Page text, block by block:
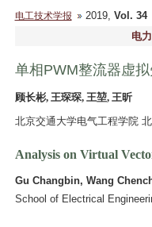
电工技术学报 2019, Vol. 34
电
单相PWM整流器虚
顾长彬, 王琛琛, 王堃, 王昕
北京交通大学电气工程学院
Analysis on Virtual
Gu Changbin, Wang
School of Electrical